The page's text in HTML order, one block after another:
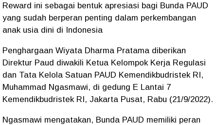
Reward ini sebagai bentuk apresiasi bagi Bunda PAUD
yang sudah berperan penting dalam perkembangan
anak usia dini di Indonesia
Penghargaan Wiyata Dharma Pratama diberikan
Direktur Paud diwakili Ketua Kelompok Kerja Regulasi
dan Tata Kelola Satuan PAUD Kemendikbudristek RI,
Muhammad Ngasmawi, di gedung E Lantai 7
Kemendikbudristek RI, Jakarta Pusat, Rabu (21/9/2022).
Ngasmawi mengatakan, Bunda PAUD memiliki peran